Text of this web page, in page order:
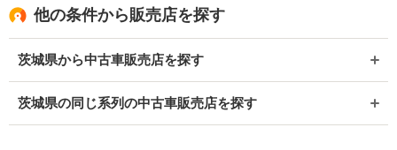
他の条件から販売店を探す
茨城県から中古車販売店を探す
茨城県の同じ系列の中古車販売店を探す